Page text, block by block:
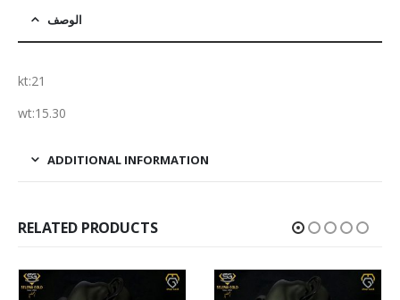
الوصف
kt:21
wt:15.30
ADDITIONAL INFORMATION
RELATED PRODUCTS